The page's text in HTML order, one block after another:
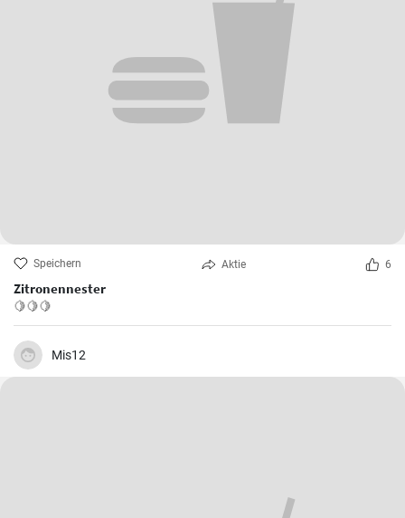
Speichern Aktie 6
Zitronennester
🍋🍋🍋
Mis12